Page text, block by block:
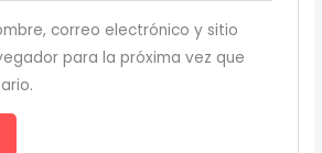
correo electrónico y sitio
para la próxima vez que